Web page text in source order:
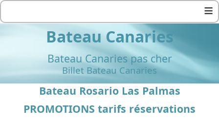
≡
Bateau Canaries
Bateau Canaries pas cher
Billet Bateau Canaries
Bateau Rosario Las Palmas
PROMOTIONS tarifs réservations